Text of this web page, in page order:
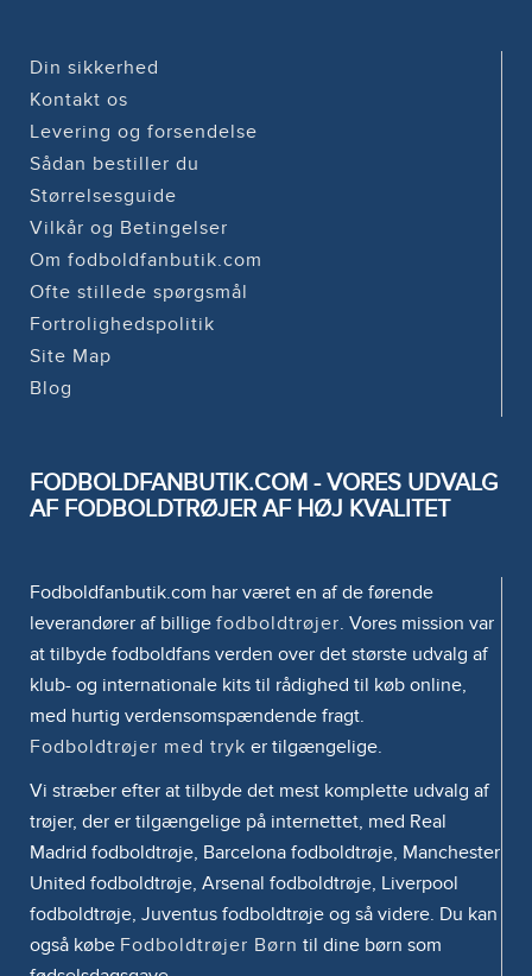
Din sikkerhed
Kontakt os
Levering og forsendelse
Sådan bestiller du
Størrelsesguide
Vilkår og Betingelser
Om fodboldfanbutik.com
Ofte stillede spørgsmål
Fortrolighedspolitik
Site Map
Blog
FODBOLDFANBUTIK.COM - VORES UDVALG
AF FODBOLDTRØJER AF HØJ KVALITET
Fodboldfanbutik.com har været en af de førende
leverandører af billige fodboldtrøjer. Vores mission var
at tilbyde fodboldfans verden over det største udvalg af
klub- og internationale kits til rådighed til køb online,
med hurtig verdensomspændende fragt.
Fodboldtrøjer med tryk er tilgængelige.
Vi stræber efter at tilbyde det mest komplette udvalg af
trøjer, der er tilgængelige på internettet, med Real
Madrid fodboldtrøje, Barcelona fodboldtrøje, Manchester
United fodboldtrøje, Arsenal fodboldtrøje, Liverpool
fodboldtrøje, Juventus fodboldtrøje og så videre. Du kan
også købe Fodboldtrøjer Børn til dine børn som